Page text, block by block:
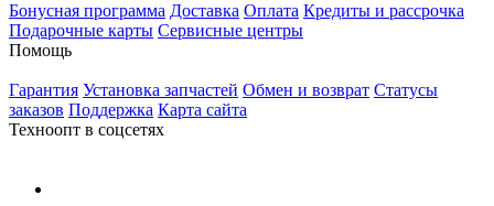
Бонусная программа Доставка Оплата Кредиты и рассрочка
Подарочные карты Сервисные центры
Помощь
Гарантия Установка запчастей Обмен и возврат Статусы
заказов Поддержка Карта сайта
Техноопт в соцсетях